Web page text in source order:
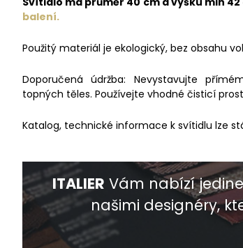
balení.
Použitý materiál je ekologický, bez obsahu
Doporučená údržba: Nevystavujte
topných těles. Používejte vhodné čisticí
Katalog, technické informace k svítidlu lze
ITALIER Vám nabízí
našimi designéry,